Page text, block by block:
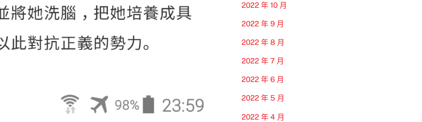
2022 年 10 月
2022 年 9 月
2022 年 8 月
2022 年 7 月
2022 年 6 月
2022 年 5 月
2022 年 4 月